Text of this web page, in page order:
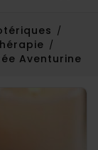
Aventurine